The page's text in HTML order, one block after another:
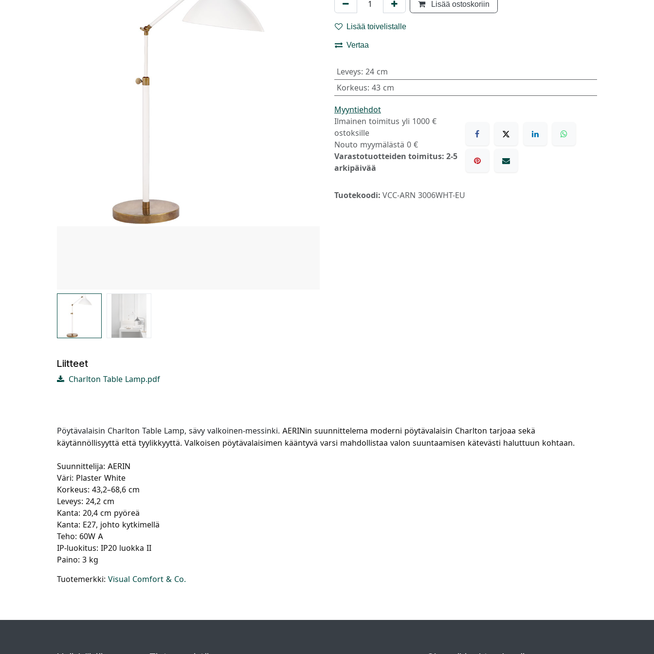
Lisää ostoskoriin
Lisää toivelistalle
Vertaa
Leveys: 24 cm
Korkeus: 43 cm
Myyntiehdot
Ilmainen toimitus yli 1000 €
ostoksille
Nouto myymälästä 0 €
Varastotuotteiden toimitus: 2-5
arkipäivää
Tuotekoodi: VCC-ARN 3006WHT-EU
Liitteet
Charlton Table Lamp.pdf
Pöytävalaisin Charlton Table Lamp, sävy valkoinen-messinki. AERINin suunnittelema moderni pöytävalaisin Charlton tarjoaa sekä
käytännöllisyyttä että tyylikkyyttä. Valkoisen pöytävalaisimen kääntyvä varsi mahdollistaa valon suuntaamisen kätevästi haluttuun kohtaan.
Suunnittelija: AERIN
Väri: Plaster White
Korkeus: 43,2–68,6 cm
Leveys: 24,2 cm
Kanta: 20,4 cm pyöreä
Kanta: E27, johto kytkimellä
Teho: 60W A
IP-luokitus: IP20 luokka II
Paino: 3 kg
Tuotemerkki: Visual Comfort & Co.